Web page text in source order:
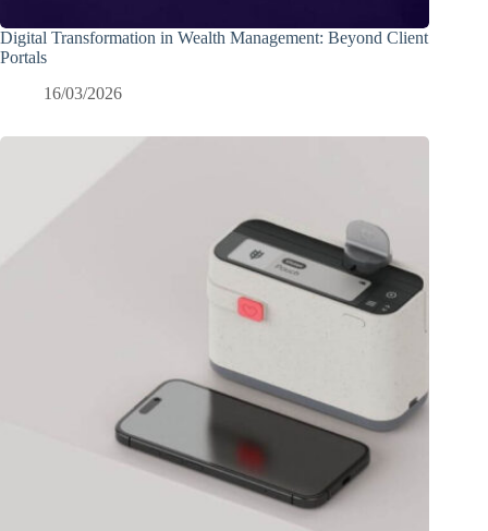
Digital Transformation in Wealth Management: Beyond Client
Portals
16/03/2026